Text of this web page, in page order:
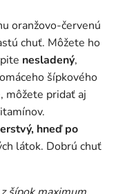
oranžovo-červenú
chuť. Môžete ho
nesladený,
šípkového
môžete pridať aj
hneď po
látok. Dobrú chuť